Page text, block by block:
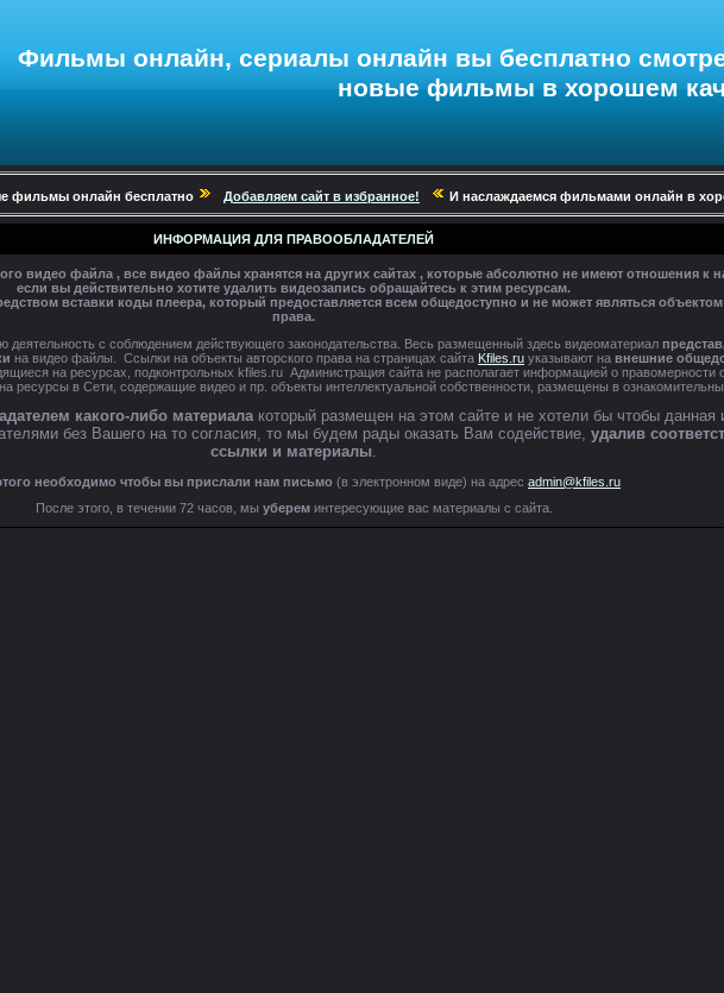
Фильмы онлайн, сериалы онлайн вы бесплатно
новыефильмы в хорошем
фильмы онлайн бесплатно Добавляем сайт в избранное! И наслаждаемся фильмами онлайн в
ИНФОРМАЦИЯ ДЛЯ ПРАВООБЛАДАТЕЛЕЙ
видео файла , все видео файлы хранятся на других сайтах , которые абсолютно не имеют отношения к
если вы действительно хотите удалить видеозапись обращайтесь к этим ресурсам.
вставки коды плеера, который предоставляется всем общедоступно и не может являться объектом
права.
деятельность с соблюдением действующего законодательства. Весь размещенный здесь видеоматериал
на видео файлы. Ссылки на объекты авторского права на страницах сайта Kfiles.ru указывают на внешние
на ресурсах, подконтрольных kfiles.ru Администрация сайта не располагает информацией о правомерности
ресурсы в Сети, содержащие видео и пр. объекты интеллектуальной собственности, размещены в
какого-либо материала который размещен на этом сайте и не хотели бы чтобы данная
без Вашего на то согласия, то мы будем рады оказать Вам содействие, удалив
ссылки и материалы
необходимо чтобы вы прислали нам письмо (в электронном виде) на адрес admin@kfiles.ru
После этого, в течении 72 часов, мы убереминтересующие вас материалы с сайта.